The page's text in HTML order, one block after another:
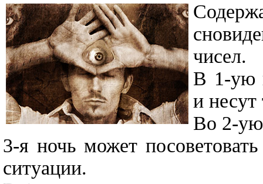
чисел.
В 1-ую
и несут
Во 2-ую
3-я ночь может
ситуации.